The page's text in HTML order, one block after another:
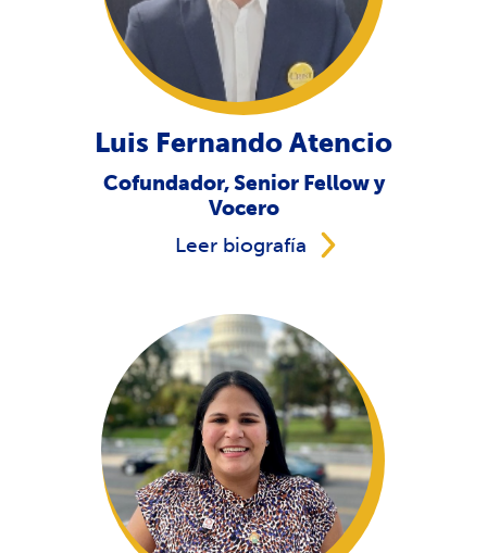
Luis Fernando Atencio
Cofundador, Senior Fellow y
Vocero
Leer biografía